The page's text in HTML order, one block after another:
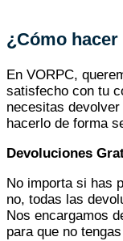
¿Cómo
En VORPC,
satisfecho con tu
necesitas
hacerlo de forma
Devoluciones
No importa si has
no, todas las
Nos encargamos
para que no